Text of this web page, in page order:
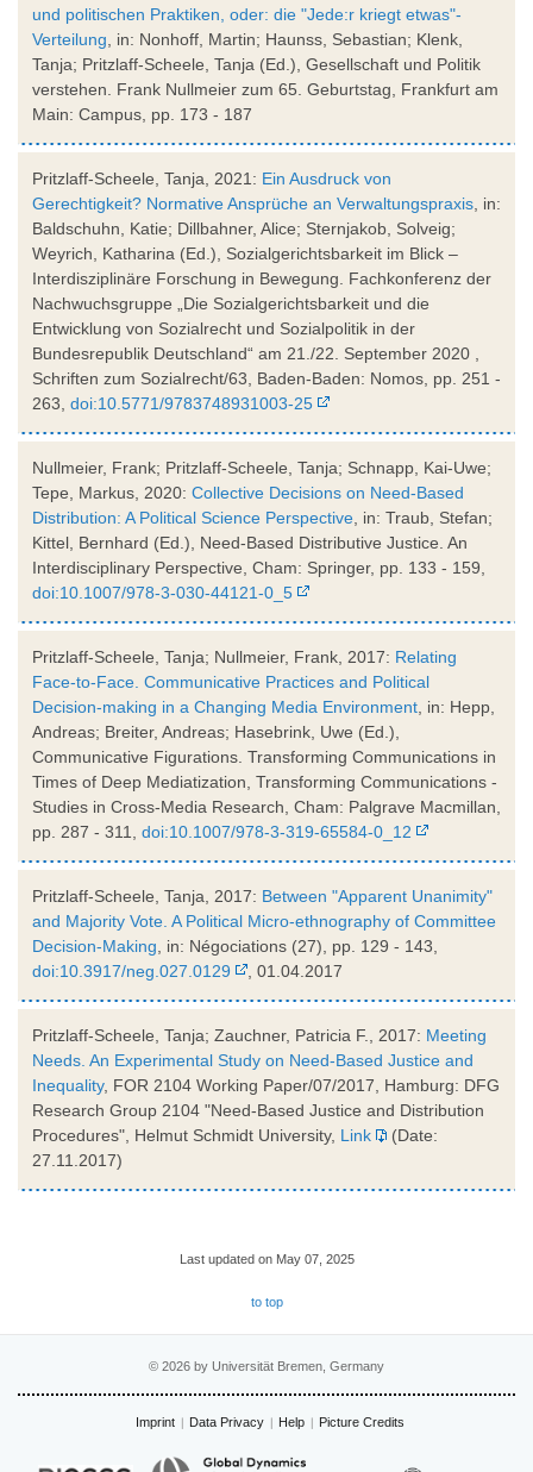
und politischen Praktiken, oder: die "Jede:r kriegt etwas"-
Verteilung , in: Nonhoff, Martin; Haunss, Sebastian; Klenk,
Tanja; Pritzlaff-Scheele, Tanja (Ed.), Gesellschaft und Politik
verstehen. Frank Nullmeier zum 65. Geburtstag, Frankfurt am
Main: Campus, pp. 173 - 187
Pritzlaff-Scheele, Tanja, 2021: Ein Ausdruck von
Gerechtigkeit? Normative Ansprüche an Verwaltungspraxis , in:
Baldschuhn, Katie; Dillbahner, Alice; Sternjakob, Solveig;
Weyrich, Katharina (Ed.), Sozialgerichtsbarkeit im Blick –
Interdisziplinäre Forschung in Bewegung. Fachkonferenz der
Nachwuchsgruppe „Die Sozialgerichtsbarkeit und die
Entwicklung von Sozialrecht und Sozialpolitik in der
Bundesrepublik Deutschland“ am 21./22. September 2020 ,
Schriften zum Sozialrecht/63, Baden-Baden: Nomos, pp. 251 -
263, doi:10.5771/9783748931003-25
Nullmeier, Frank; Pritzlaff-Scheele, Tanja; Schnapp, Kai-Uwe;
Tepe, Markus, 2020: Collective Decisions on Need-Based
Distribution: A Political Science Perspective , in: Traub, Stefan;
Kittel, Bernhard (Ed.), Need-Based Distributive Justice. An
Interdisciplinary Perspective, Cham: Springer, pp. 133 - 159,
doi:10.1007/978-3-030-44121-0_5
Pritzlaff-Scheele, Tanja; Nullmeier, Frank, 2017: Relating
Face-to-Face. Communicative Practices and Political
Decision-making in a Changing Media Environment , in: Hepp,
Andreas; Breiter, Andreas; Hasebrink, Uwe (Ed.),
Communicative Figurations. Transforming Communications in
Times of Deep Mediatization, Transforming Communications -
Studies in Cross-Media Research, Cham: Palgrave Macmillan,
pp. 287 - 311, doi:10.1007/978-3-319-65584-0_12
Pritzlaff-Scheele, Tanja, 2017: Between "Apparent Unanimity"
and Majority Vote. A Political Micro-ethnography of Committee
Decision-Making , in: Négociations (27), pp. 129 - 143,
doi:10.3917/neg.027.0129
, 01.04.2017
Pritzlaff-Scheele, Tanja; Zauchner, Patricia F., 2017: Meeting
Needs. An Experimental Study on Need-Based Justice and
Inequality, FOR 2104 Working Paper/07/2017, Hamburg: DFG
Research Group 2104 "Need-Based Justice and Distribution
Procedures", Helmut Schmidt University, Link
(Date:
27.11.2017)
Last updated on May 07, 2025
to top
© 2026 by Universität Bremen, Germany
Imprint Data Privacy Help Picture Credits